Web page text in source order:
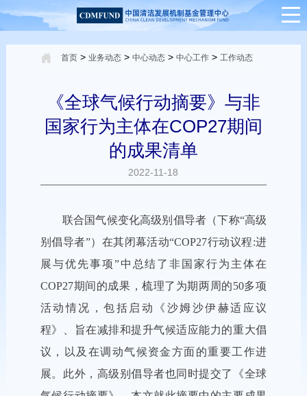
首页> 业务动态> 中心动态> 中心工作> 工作动态
《全球气候行动摘要》与非
国家行为主体在COP27期间
的成果清单
2022-11-18
联合国气候变化高级别倡导者（下称“高级
别倡导者”）在其闭幕活动“COP27行动议程:进
展与优先事项”中总结了非国家行为主体在
COP27期间的成果 ，梳理了为期两周的50多项
活动情况，包括启动《沙姆沙伊赫适应议
程》、旨在减排和提升气候适应能力的重大倡
议，以及在调动气候资金方面的重要工作进
展。此外， 高级别倡导者也同时提交了《全球